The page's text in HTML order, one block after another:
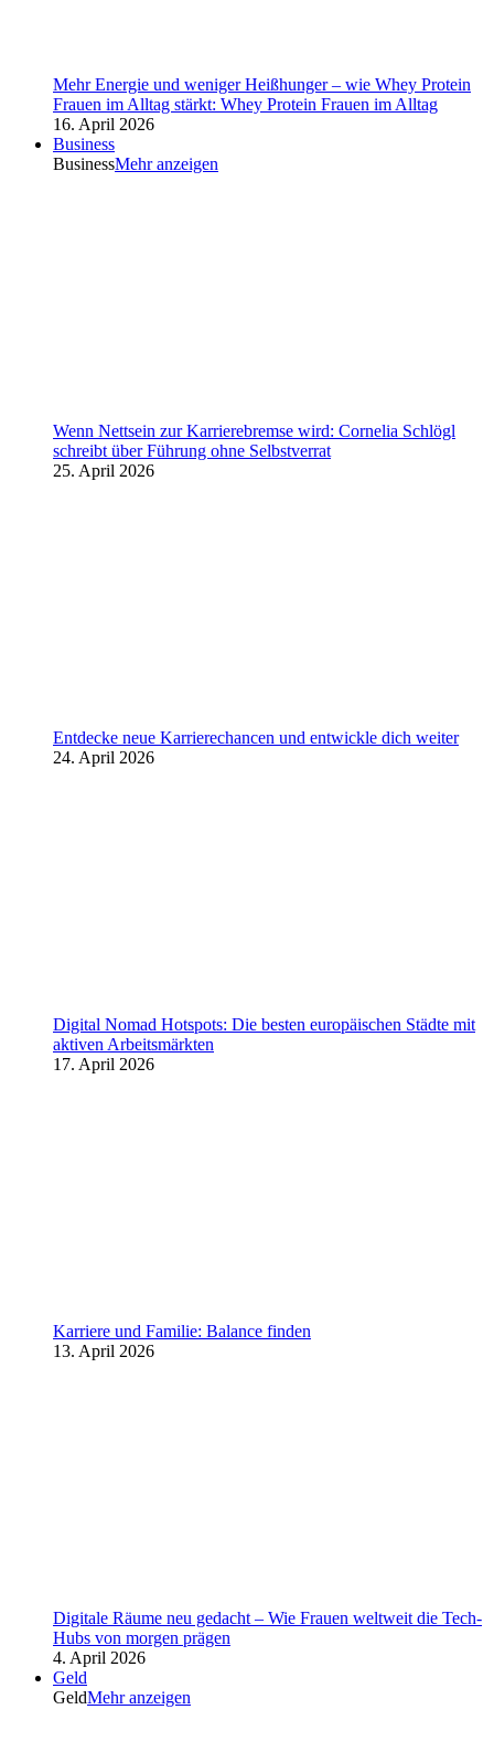
Mehr Energie und weniger Heißhunger – wie Whey Protein
Frauen im Alltag stärkt: Whey Protein Frauen im Alltag
16. April 2026
Business
BusinessMehr anzeigen
Wenn Nettsein zur Karrierebremse wird: Cornelia Schlögl
schreibt über Führung ohne Selbstverrat
25. April 2026
Entdecke neue Karrierechancen und entwickle dich weiter
24. April 2026
Digital Nomad Hotspots: Die besten europäischen Städte mit
aktiven Arbeitsmärkten
17. April 2026
Karriere und Familie: Balance finden
13. April 2026
Digitale Räume neu gedacht – Wie Frauen weltweit die Tech-
Hubs von morgen prägen
4. April 2026
Geld
GeldMehr anzeigen